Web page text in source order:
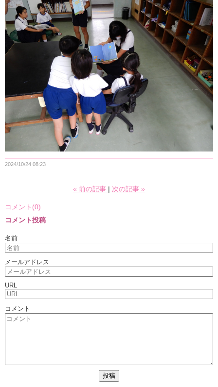
2024/10/24 08:23
« 前の記事 次の記事 »
コメント(0)
コメント投稿
名前
メールアドレス
URL
コメント